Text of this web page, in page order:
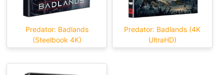
Predator: Badlands
(Steelbook 4K)
Predator: Badlands (4K
UltraHD)